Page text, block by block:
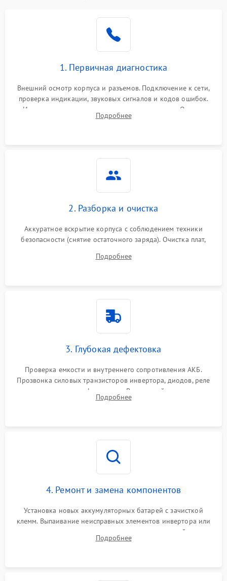
1. Первичная диагностика
Внешний осмотр корпуса и разъемов. Подключение к сети,
проверка индикации, звуковых сигналов и кодов ошибок.
Измерение входного и выходного напряжения. Оценка
реакции ИБП на отключение основного питания без
Подробнее
2. Разборка и очистка
Аккуратное вскрытие корпуса с соблюдением техники
безопасности (снятие остаточного заряда). Очистка плат,
и кистей для предотвращения перегрева и замыканий.
Подробнее
3. Глубокая дефектовка
Проверка емкости и внутреннего сопротивления АКБ.
Прозвонка силовых транзисторов инвертора, диодов, реле
переключения и трансформатора. Визуальный поиск вздутых
конденсаторов и прогаров на печатной плате.
Подробнее
4. Ремонт и замена компонентов
Установка новых аккумуляторных батарей с зачисткой
клемм. Выпаивание неисправных элементов инвертора или
цепи зарядки и монтаж новых радиодеталей.
Восстановление поврежденных токоведущих дорожек и
Подробнее